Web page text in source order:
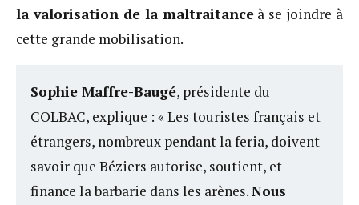
la valorisation de la maltraitanceà se joindre à
cette grande mobilisation.
Sophie Maffre-Baugé, présidente du
COLBAC, explique : « Les touristes français et
étrangers, nombreux pendant la feria, doivent
savoir que Béziers autorise, soutient, et
finance la barbarie dans les arènes.Nous